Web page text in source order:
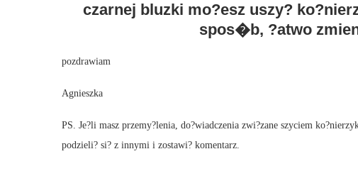
czarnej bluzki mo?esz uszy?
spos�b, ?atwo
pozdrawiam
Agnieszka
PS. Je?li masz przemy?lenia, do?wiadczenia zwi?zane szyciem
podzieli? si? z innymi i zostawi? komentarz.